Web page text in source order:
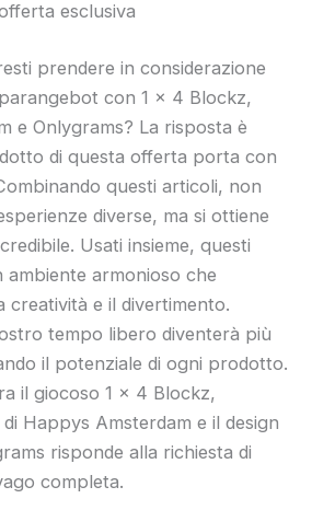
esclusiva
prendere in considerazione
con 1 x 4 Blockz,
e Onlygrams? La risposta è
di questa offerta porta con
questi articoli, non
diverse, ma si ottiene
Usati insieme, questi
armonioso che
creatività e il divertimento.
tempo libero diventerà più
il potenziale di ogni prodotto.
il giocoso 1 x 4 Blockz,
di Happys Amsterdam e il design
risponde alla richiesta di
completa.